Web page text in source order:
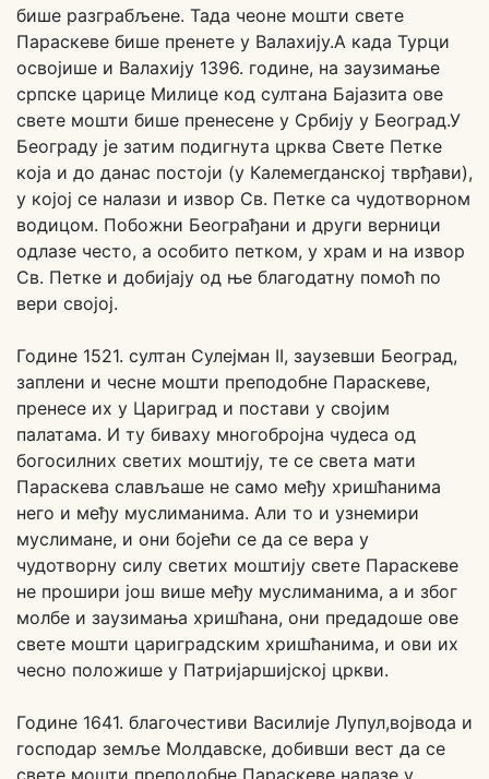
бише разграбљене. Тада чеоне мошти свете
Параскеве бише пренете у Валахију.А када Турци
освојише и Валахију 1396. године, на заузимање
српске царице Милице код султана Бајазита ове
свете мошти бише пренесене у Србију у Београд.У
Београду је затим подигнута црква Свете Петке
која и до данас постоји (у Калемегданској тврђави),
у којој се налази и извор Св. Петке са чудотворном
водицом. Побожни Београђани и други верници
одлазе често, а особито петком, у храм и на извор
Св. Петке и добијају од ње благодатну помоћ по
вери својој.
Године 1521. султан Сулејман II, заузевши Београд,
заплени и чесне мошти преподобне Параскеве,
пренесе их у Цариград и постави у својим
палатама. И ту биваху многобројна чудеса од
богосилних светих моштију, те се света мати
Параскева слављаше не само међу хришћанима
него и међу муслиманима. Али то и узнемири
муслимане, и они бојећи се да се вера у
чудотворну силу светих моштију свете Параскеве
не прошири још више међу муслиманима, а и због
молбе и заузимања хришћана, они предадоше ове
свете мошти цариградским хришћанима, и ови их
чесно положише у Патријаршијској цркви.
Године 1641. благочестиви Василије Лупул,војвода и
господар земље Молдавске, добивши вест да се